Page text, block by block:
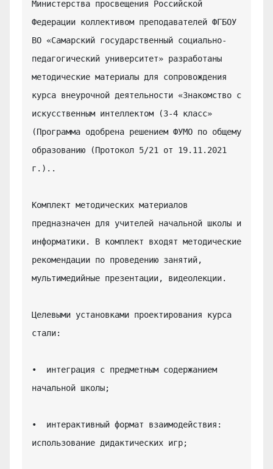
Министерства просвещения Российской
Федерации коллективом преподавателей ФГБОУ
ВО «Самарский государственный социально-
педагогический университет» разработаны
методические материалы для сопровождения
курса внеурочной деятельности «Знакомство с
искусственным интеллектом (3-4 класс»
(Программа одобрена решением ФУМО по общему
образованию (Протокол 5/21 от 19.11.2021
г.)..
Комплект методических материалов
предназначен для учителей начальной школы и
информатики. В комплект входят методические
рекомендации по проведению занятий,
мультимедийные презентации, видеолекции.
Целевыми установками проектирования курса
стали:
•  интеграция с предметным содержанием
начальной школы;
•  интерактивный формат взаимодействия:
использование дидактических игр;